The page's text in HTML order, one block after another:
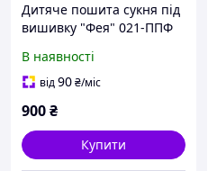
Дитяче пошита сукня під
вишивку "Фея" 021-ППФ
В наявності
від90₴/міс
900₴
Купити